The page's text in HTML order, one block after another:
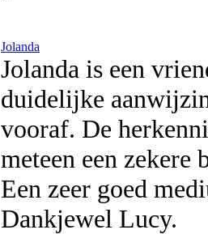
Jolanda
Jolanda is een
duidelijke
vooraf. De
meteen een zekere
Een zeer goed
Dankjewel Lucy.